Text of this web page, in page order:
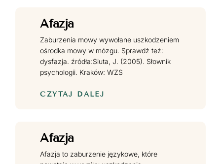
Afazja
Zaburzenia mowy wywołane uszkodzeniem
ośrodka mowy w mózgu. Sprawdź też:
dysfazja. źródła:Siuta, J. (2005). Słownik
psychologii. Kraków: WZS
CZYTAJ DALEJ
Afazja
Afazja to zaburzenie językowe, które